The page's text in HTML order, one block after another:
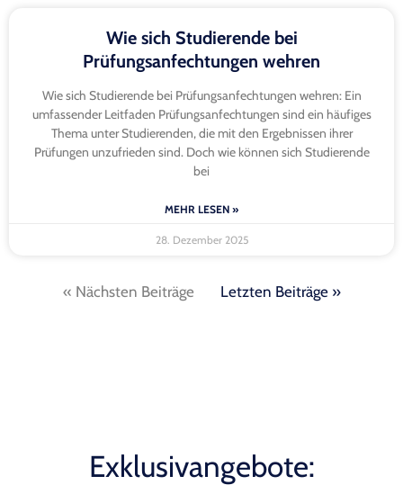
Wie sich Studierende bei
Prüfungsanfechtungen wehren
Wie sich Studierende bei Prüfungsanfechtungen wehren: Ein
umfassender Leitfaden Prüfungsanfechtungen sind ein häufiges
Thema unter Studierenden, die mit den Ergebnissen ihrer
Prüfungen unzufrieden sind. Doch wie können sich Studierende
bei
MEHR LESEN »
28. Dezember 2025
« Nächsten Beiträge Letzten Beiträge »
Exklusivangebote: